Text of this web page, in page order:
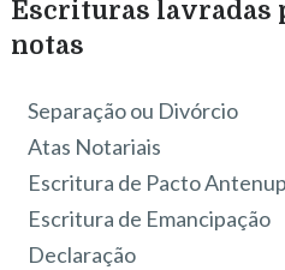
Escrituras lavradas
notas
Separação ou Divórcio
Atas Notariais
Escritura de Pacto
Escritura de Emancipação
Declaração